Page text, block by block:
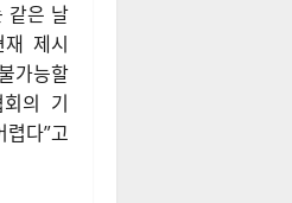
가능할
회의 기
다”고
국까지